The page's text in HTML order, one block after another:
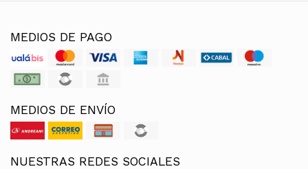
MEDIOS DE PAGO
MEDIOS DE ENVÍO
NUESTRAS REDES SOCIALES